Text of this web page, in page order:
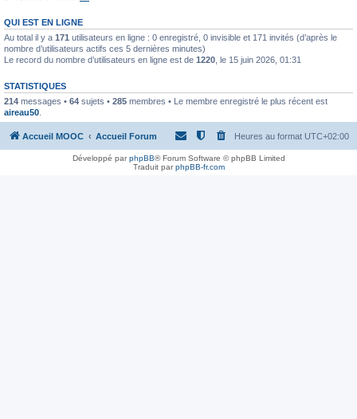
QUI EST EN LIGNE
Au total il y a 171 utilisateurs en ligne : 0 enregistré, 0 invisible et 171 invités (d’après le
nombre d’utilisateurs actifs ces 5 dernières minutes)
Le record du nombre d’utilisateurs en ligne est de 1220 , le 15 juin 2026, 01:31
STATISTIQUES
214 messages • 64 sujets • 285 membres • Le membre enregistré le plus récent est
aireau50
Accueil MOOC Accueil Forum Heures au format UTC+02:00
Développé parphpBB® Forum Software © phpBB Limited
Traduit parphpBB-fr.com